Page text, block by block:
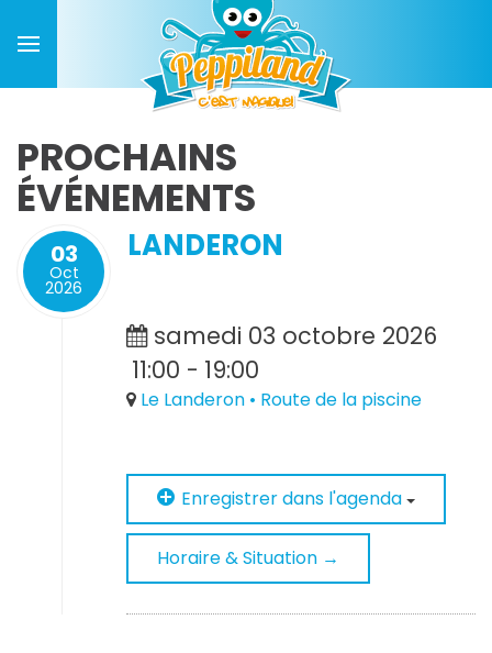
PROCHAINS
ÉVÉNEMENTS
03
Oct
2026
LANDERON
samedi 03 octobre 2026
11:00 - 19:00
Le Landeron • Route de la piscine
Enregistrer dans l'agenda
Horaire & Situation →